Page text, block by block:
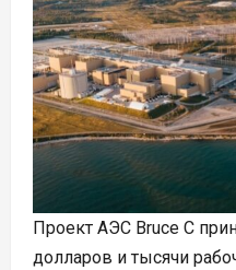
Проект АЭС Bruce C
долларов и тысячи